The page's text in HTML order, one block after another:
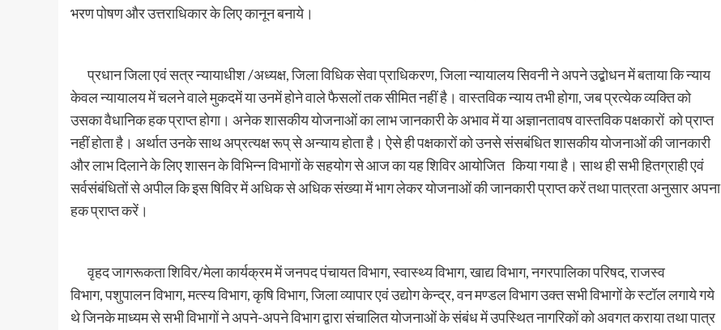
भरण पोषण और उत्तराधिकार के लिए कानून बनाये।
प्रधान जिला एवं सत्र न्यायाधीश /अध्यक्ष, जिला विधिक सेवा प्राधिकरण, जिला न्यायालय सिवनी ने अपने उद्बोधन में बताया कि न्याय
केवल न्यायालय में चलने वाले मुकदमें या उनमें होने वाले फैसलों तक सीमित नहीं है। वास्तविक न्याय तभी होगा, जब प्रत्येक व्यक्ति को
उसका वैधानिक हक प्राप्त होगा। अनेक शासकीय योजनाओं का लाभ जानकारी के अभाव में या अज्ञानतावष वास्तविक पक्षकारों को प्राप्त
नहीं होता है। अर्थात उनके साथ अप्रत्यक्ष रूप् से अन्याय होता है। ऐसे ही पक्षकारों को उनसे संसबंधित शासकीय योजनाओं की जानकारी
और लाभ दिलाने के लिए शासन के विभिन्न विभागों के सहयोग से आज का यह शिविर आयोजित किया गया है। साथ ही सभी हितग्राही एवं
सर्वसंबंधितों से अपील कि इस षिविर में अधिक से अधिक संख्या में भाग लेकर योजनाओं की जानकारी प्राप्त करें तथा पात्रता अनुसार अपना
हक प्राप्त करें।
वृहद जागरूकता शिविर/मेला कार्यक्रम में जनपद पंचायत विभाग, स्वास्थ्य विभाग, खाद्य विभाग, नगरपालिका परिषद, राजस्व
विभाग, पशुपालन विभाग, मत्स्य विभाग, कृषि विभाग, जिला व्यापार एवं उद्योग केन्द्र, वन मण्डल विभाग उक्त सभी विभागों के स्टॉल लगाये गये
थे जिनके माध्यम से सभी विभागों ने अपने-अपने विभाग द्वारा संचालित योजनाओं के संबंध में उपस्थित नागरिकों को अवगत कराया तथा पात्र